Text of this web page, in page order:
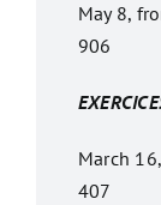
May 8,
906
March
407